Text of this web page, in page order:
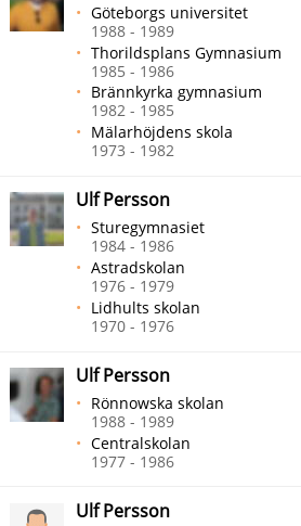
Göteborgs universitet
1988 - 1989
Thorildsplans Gymnasium
1985 - 1986
Brännkyrka gymnasium
1982 - 1985
Mälarhöjdens skola
1973 - 1982
Ulf Persson
Sturegymnasiet
1984 - 1986
Astradskolan
1976 - 1979
Lidhults skolan
1970 - 1976
Ulf Persson
Rönnowska skolan
1988 - 1989
Centralskolan
1977 - 1986
Ulf Persson